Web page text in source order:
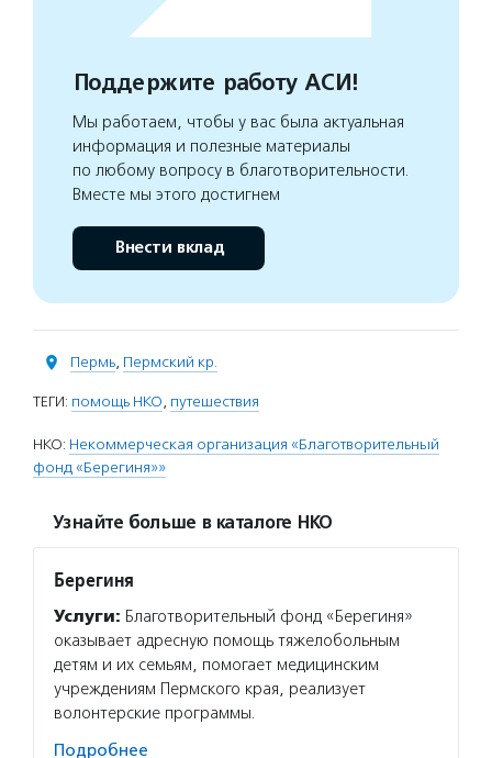
Поддержите работу АСИ!
Мы работаем, чтобы у вас была актуальная
информация и полезные материалы
по любому вопросу в благотворительности.
Вместе мы этого достигнем
Внести вклад
Пермь, Пермский кр.
ТЕГИ: помощь НКО, путешествия
НКО: Некоммерческая организация «Благотворительный
фонд «Берегиня»»
Узнайте больше в каталоге НКО
Берегиня
Услуги: Благотворительный фонд «Берегиня»
оказывает адресную помощь тяжелобольным
детям и их семьям, помогает медицинским
учреждениям Пермского края, реализует
волонтерские программы.
Подробнее